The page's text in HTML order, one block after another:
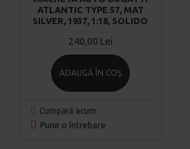
ATLANTIC TYPE 57, MAT
SILVER, 1937, 1:18, SOLIDO
240,00 Lei
ADAUGĂ ÎN COŞ
Cumpără acum
Pune o întrebare